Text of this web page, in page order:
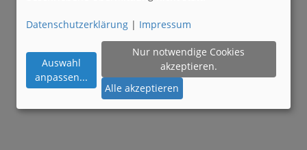
Datenschutzerklärung | Impressum
Auswahl
anpassen...
Nur notwendige Cookies
akzeptieren.
Alle akzeptieren